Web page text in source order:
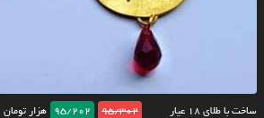
ساخت با طلای ۱۸ عیار 95/302
95/202 هزار تومان